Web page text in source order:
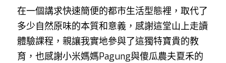
在一個講求快速簡便的都市生活型態裡，取代了
多少自然原味的本質和意義，感謝這堂山上走讀
體驗課程，親讓我實地參與了這獨特寶貴的教
育，也感謝小米媽媽Pagung與傻瓜農夫夏禾的